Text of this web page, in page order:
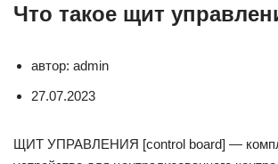
Что такое щит
автор: admin
27.07.2023
ЩИТ УПРАВЛЕНИЯ [control board] —